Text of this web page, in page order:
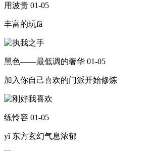
用波贵 01-05
丰富的玩fǎ
黑色——最低调的奢华 01-05
加入你自己喜欢的门派开始修炼
练怜容 01-05
yǐ 东方玄幻气息浓郁